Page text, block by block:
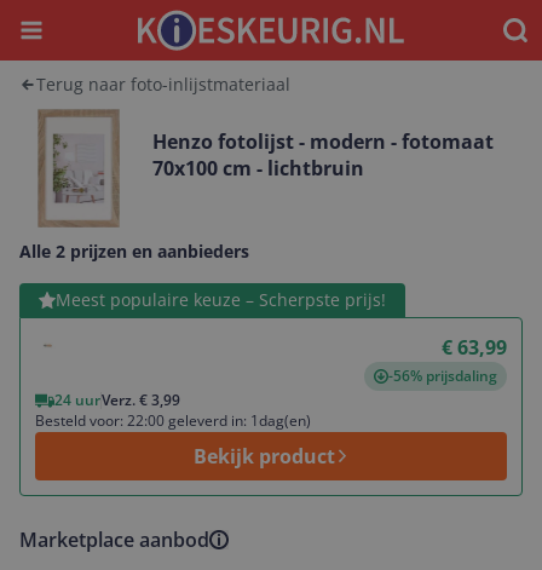
Menu
Terug naar foto-inlijstmateriaal
Henzo fotolijst - modern - fotomaat
70x100 cm - lichtbruin
Alle 2 prijzen en aanbieders
Meest populaire keuze – Scherpste prijs!
€ 63,99
-56% prijsdaling
24 uurVerz. € 3,99
Besteld voor: 22:00 geleverd in: 1dag(en)
Bekijk product
Bekijk product
Marketplace aanbod